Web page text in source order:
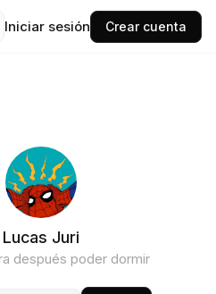
Iniciar sesión Crear cuenta
Lucas Juri
después poder dormir